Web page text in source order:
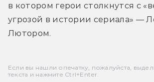
в котором герои столкнутся с
угрозой в истории сериала» —
Лютором.
Если вы нашли опечатку, пожалуйста,
текста и нажмите Ctrl+Enter.